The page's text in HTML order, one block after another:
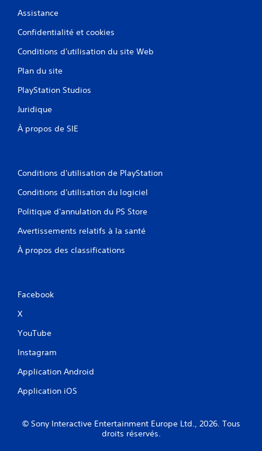
Assistance
Confidentialité et cookies
Conditions d'utilisation du site Web
Plan du site
PlayStation Studios
Juridique
À propos de SIE
Conditions d'utilisation de PlayStation
Conditions d'utilisation du logiciel
Politique d'annulation du PS Store
Avertissements relatifs à la santé
À propos des classifications
Facebook
X
YouTube
Instagram
Application Android
Application iOS
© Sony Interactive Entertainment Europe Ltd., 2026. Tous
droits réservés.